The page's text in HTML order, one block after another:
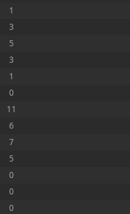
1
3
5
3
1
0
11
6
7
5
0
0
0